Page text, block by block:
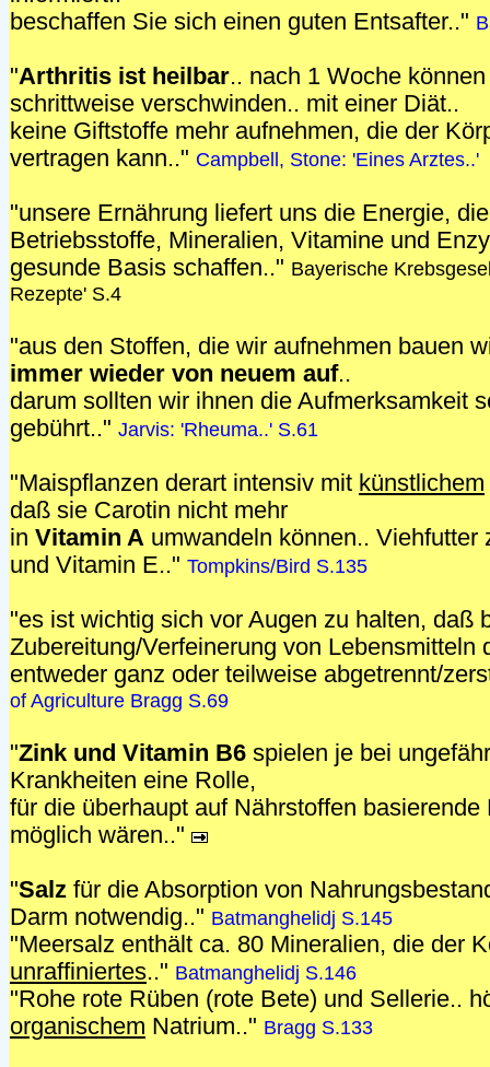
beschaffen Sie sich einen guten Entsafter.."
"Arthritis ist heilbar.. nach 1 Woche
schrittweise verschwinden.. mit einer Diät..
keine Giftstoffe mehr aufnehmen, die der
vertragen kann.." Campbell, Stone: 'Eines Arztes..'
"unsere Ernährung liefert uns die Energie,
Betriebsstoffe, Mineralien, Vitamine und
gesunde Basis schaffen.." Bayerische
Rezepte' S.4
"aus den Stoffen, die wir aufnehmen bauen
immer wieder von neuem auf..
darum sollten wir ihnen die Aufmerksamkeit
gebührt.." Jarvis: 'Rheuma..' S.61
"Maispflanzen derart intensiv mit künstlichem
daß sie Carotin nicht mehr
in Vitamin A umwandeln können.. Viehfutter
und Vitamin E.." Tompkins/Bird S.135
"es ist wichtig sich vor Augen zu halten, daß
Zubereitung/Verfeinerung von Lebensmitteln
entweder ganz oder teilweise abgetrennt/
of Agriculture Bragg S.69
"Zink und Vitamin B6 spielen je bei
Krankheiten eine Rolle,
für die überhaupt auf Nährstoffen basierende
möglich wären.."
"Salz für die Absorption von
Darm notwendig.." Batmanghelidj S.145
"Meersalz enthält ca. 80 Mineralien, die der
unraffiniertes.." Batmanghelidj S.146
"Rohe rote Rüben (rote Bete) und Sellerie..
organischem Natrium.." Bragg S.133